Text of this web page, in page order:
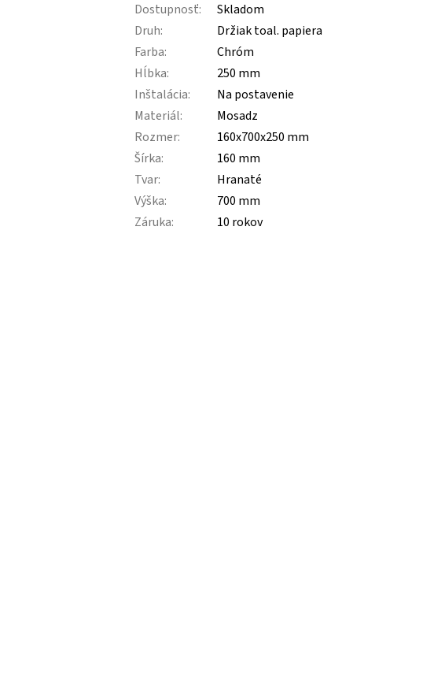
Dostupnosť:
Skladom
Druh:
Držiak toal. papiera
Farba:
Chróm
Hĺbka:
250 mm
Inštalácia:
Na postavenie
Materiál:
Mosadz
Rozmer:
160x700x250 mm
Šírka:
160 mm
Tvar:
Hranaté
Výška:
700 mm
Záruka: 10 rokov